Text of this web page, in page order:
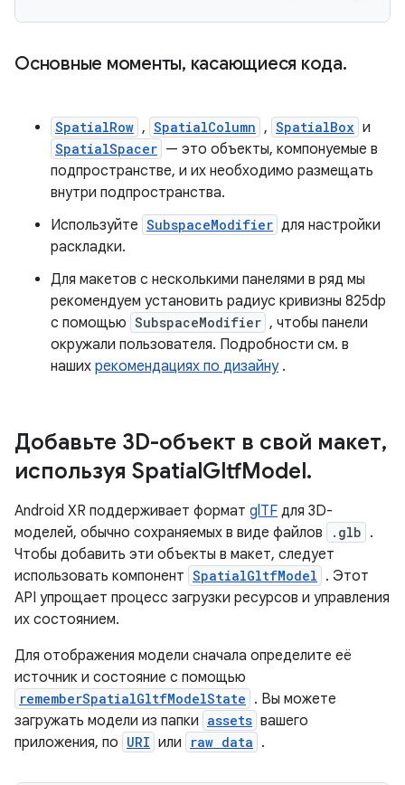
Основные моменты, касающиеся кода.
SpatialRow , SpatialColumn , SpatialBox и
SpatialSpacer — это объекты, компонуемые в
подпространстве, и их необходимо размещать
внутри подпространства.
Используйте SubspaceModifier для настройки
раскладки.
Для макетов с несколькими панелями в ряд мы
рекомендуем установить радиус кривизны 825dp
с помощью SubspaceModifier , чтобы панели
окружали пользователя. Подробности см. в
наших рекомендациях по дизайну.
Добавьте 3D-объект в свой макет,
используя SpatialGltfModel.
Android XR поддерживает формат glTF для 3D-
моделей, обычно сохраняемых в виде файлов
.glb .
Чтобы добавить эти объекты в макет, следует
использовать компонент SpatialGltfModel . Этот
API упрощает процесс загрузки ресурсов и управления
их состоянием.
Для отображения модели сначала определите её
источник и состояние с помощью
rememberSpatialGltfModelState . Вы можете
загружать модели из папки assets вашего
приложения, по URI или raw data .